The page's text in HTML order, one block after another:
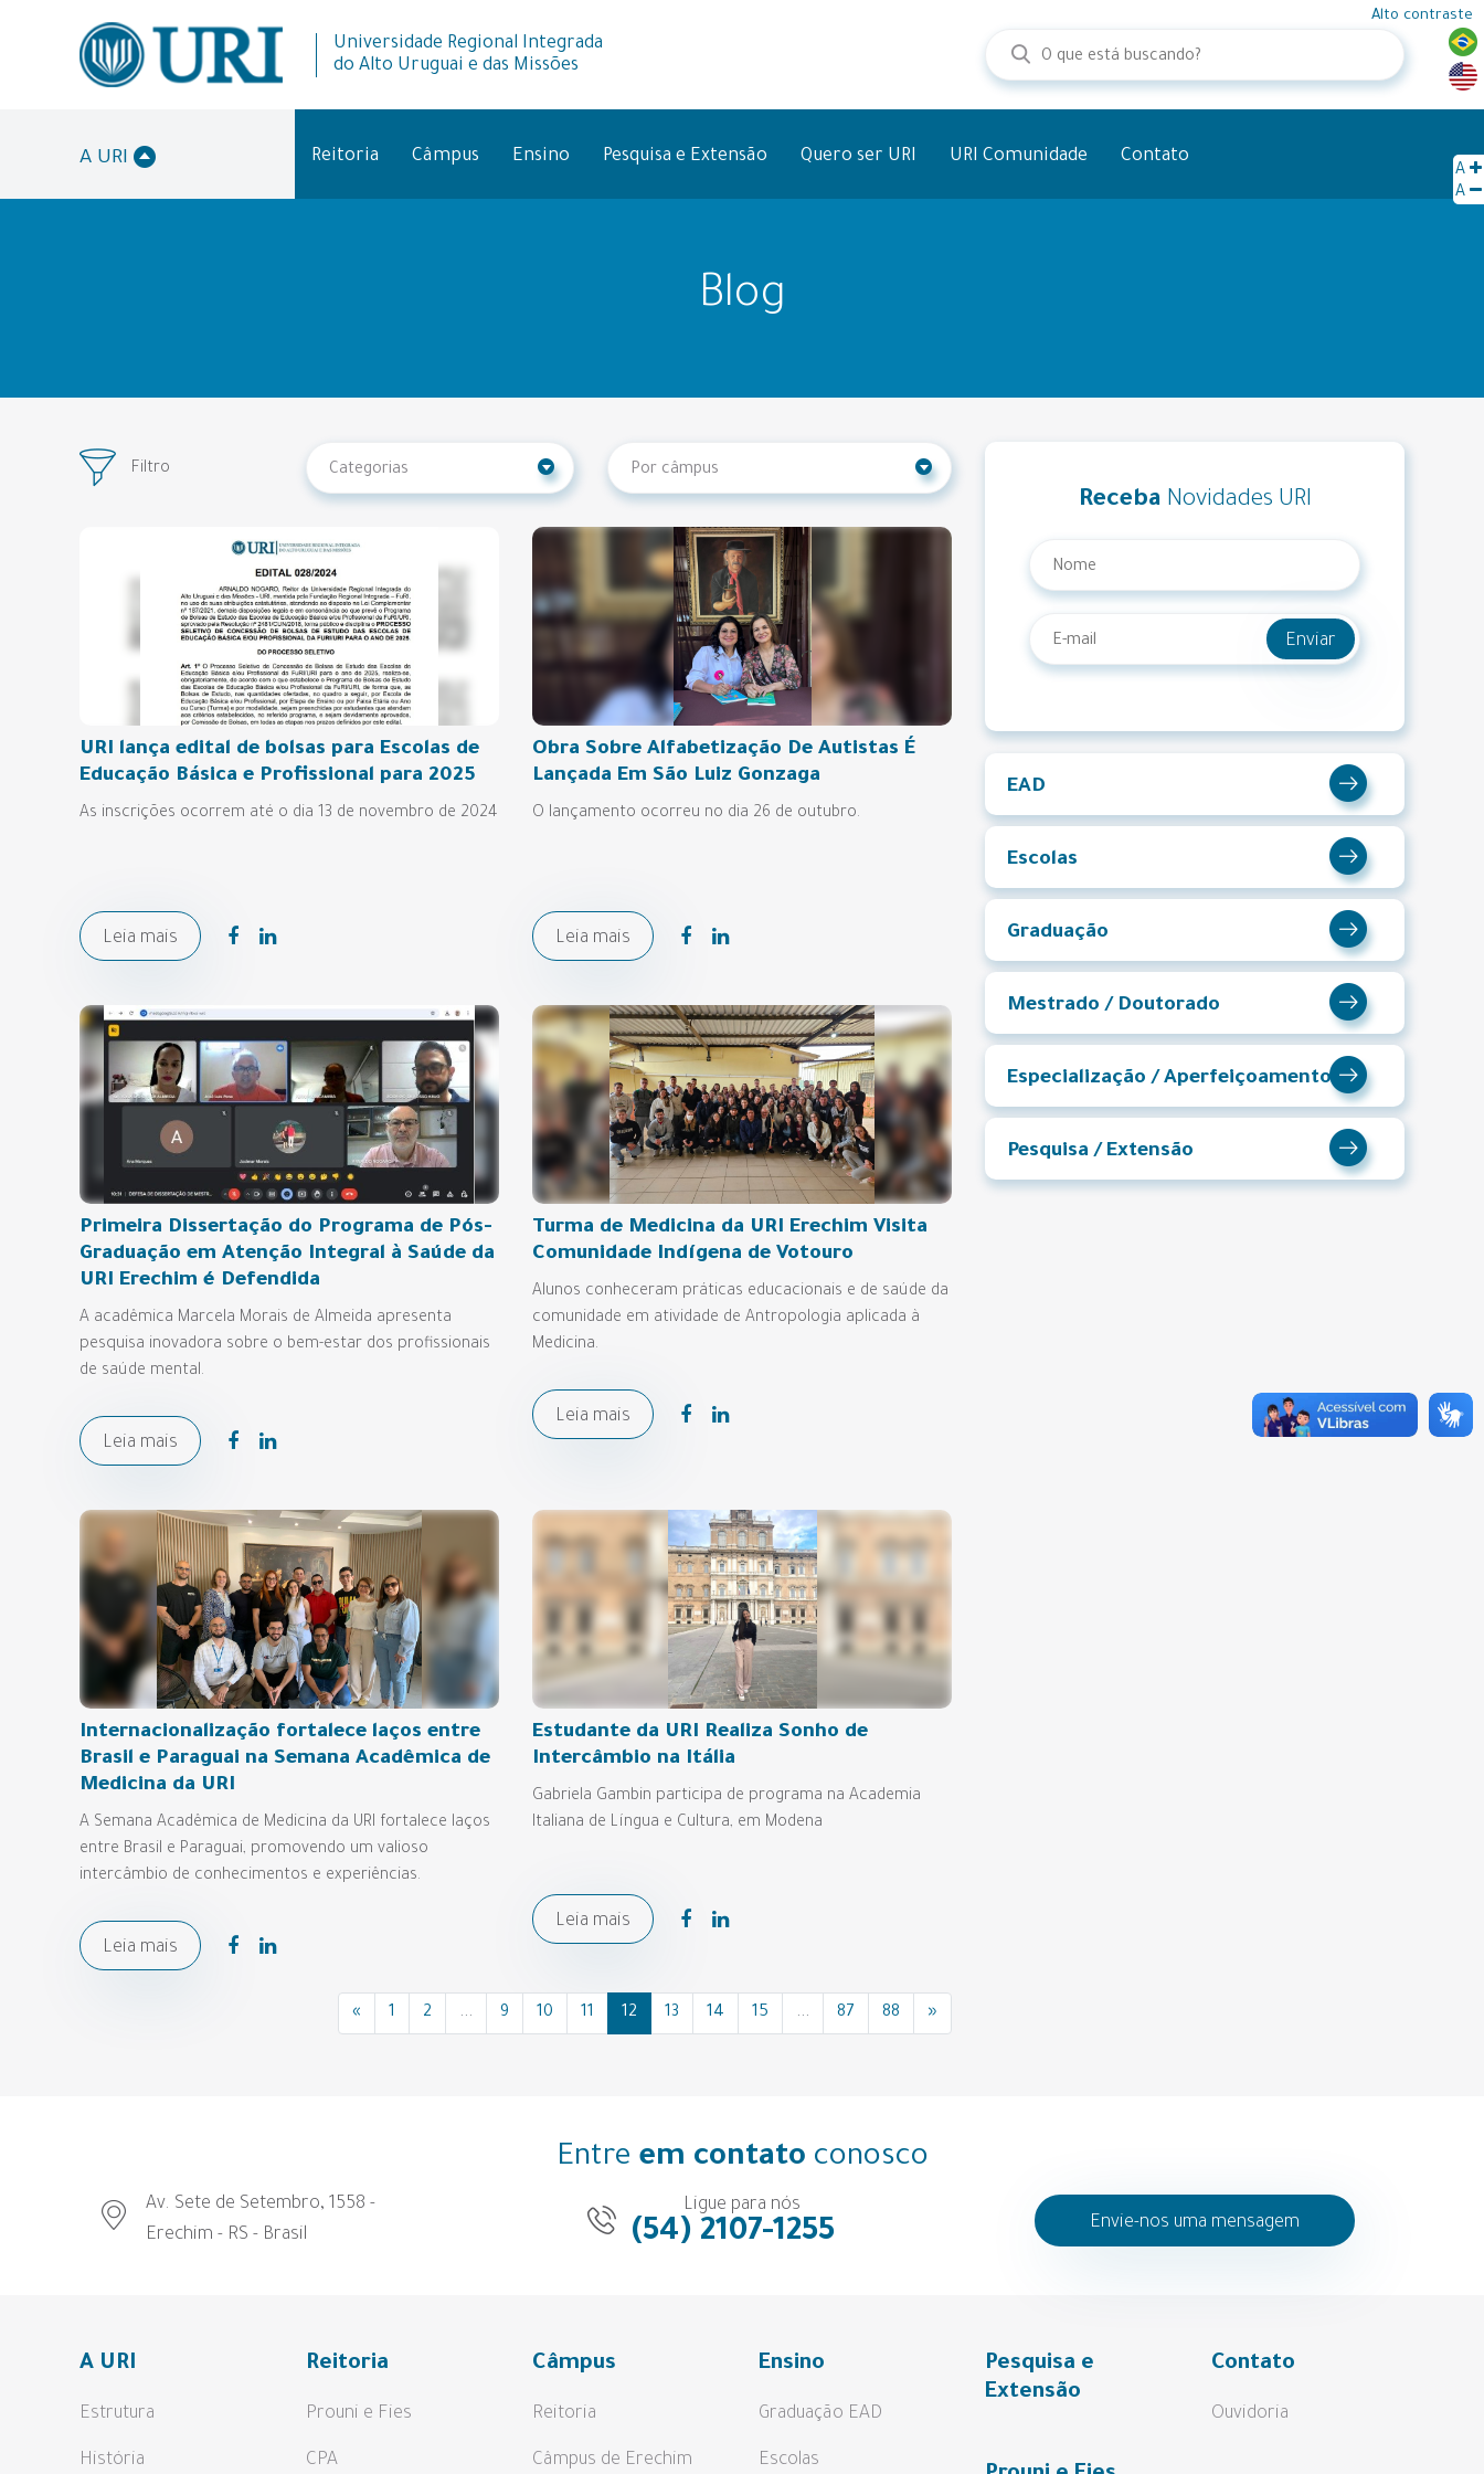
Universidade Regional Integrada
do Alto Uruguai e das Missões
A URI
Alto contraste
A
A
Reitoria Câmpus Ensino Pesquisa e Extensão Quero ser URI URI Comunidade Contato
Blog
Filtro
URI lança edital de bolsas para Escolas de
Educação Básica e Profissional para 2025
As inscrições ocorrem até o dia 13 de novembro de 2024
Leia mais
Obra Sobre Alfabetização De Autistas É
Lançada Em São Luiz Gonzaga
O lançamento ocorreu no dia 26 de outubro.
Leia mais
Primeira Dissertação do Programa de Pós-
Graduação em Atenção Integral à Saúde da
URI Erechim é Defendida
A acadêmica Marcela Morais de Almeida apresenta
pesquisa inovadora sobre o bem-estar dos profissionais
de saúde mental.
Leia mais
Turma de Medicina da URI Erechim Visita
Comunidade Indígena de Votouro
Alunos conheceram práticas educacionais e de saúde da
comunidade em atividade de Antropologia aplicada à
Medicina.
Leia mais
Internacionalização fortalece laços entre
Brasil e Paraguai na Semana Acadêmica de
Medicina da URI
A Semana Acadêmica de Medicina da URI fortalece laços
entre Brasil e Paraguai, promovendo um valioso
intercâmbio de conhecimentos e experiências.
Leia mais
Estudante da URI Realiza Sonho de
Intercâmbio na Itália
Gabriela Gambin participa de programa na Academia
Italiana de Língua e Cultura, em Modena
Leia mais
« 1 2 ... 9 10 11 12 13 14 15 ... 87 88 »
Receba Novidades URI
Enviar
EAD
Escolas
Graduação
Mestrado / Doutorado
Especialização / Aperfeiçoamento
Pesquisa / Extensão
Entre em contato conosco
Av. Sete de Setembro, 1558 -
Erechim - RS - Brasil
Ligue para nós
(54) 2107-1255 Envie-nos uma mensagem
A URI
Estrutura
História
Reitoria
Prouni e Fies
CPA
Câmpus
Reitoria
Câmpus de Erechim
Ensino
Graduação EAD
Escolas
Pesquisa e
Extensão
Contato
Ouvidoria